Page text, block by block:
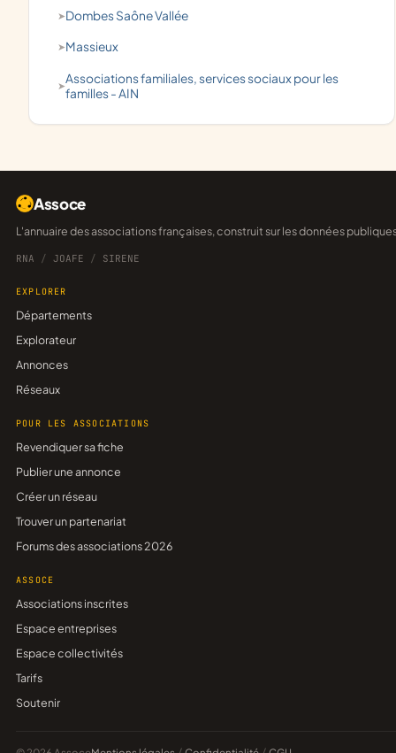
Dombes Saône Vallée
Massieux
associations familiales, services sociaux pour les
familles - AIN
Assoce
L'annuaire des associations françaises, construit sur les données
RNA / JOAFE / SIRENE
EXPLORER
Départements
Explorateur
Annonces
Réseaux
POUR LES ASSOCIATIONS
Revendiquer sa fiche
Publier une annonce
Créer un réseau
Trouver un partenariat
Forums des associations 2026
ASSOCE
Associations inscrites
Espace entreprises
Espace collectivités
Tarifs
Soutenir